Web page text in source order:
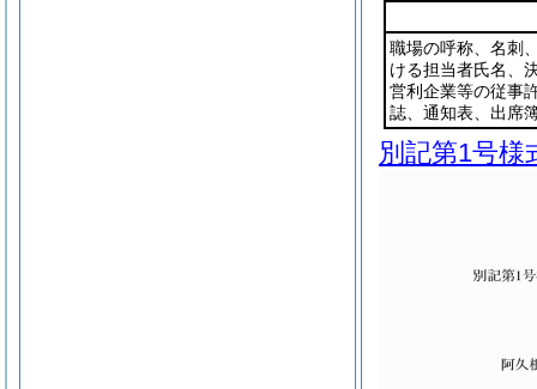
職場の呼称、名刺
ける担当者氏名、
営利企業等の従事
誌、通知表、出席
別記第1号様